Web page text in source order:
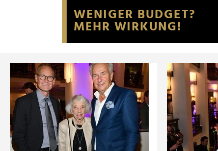
Website an unsere Partner
möglicherweise mit
der Dienste gesammelt